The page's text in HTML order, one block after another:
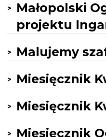
Małopolski
projektu
Malujemy
Miesięcznik
Miesięcznik
Miesięcznik